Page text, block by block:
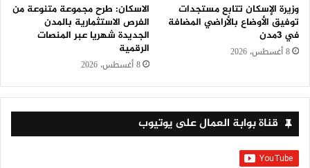
وزيرة الإسكان تتابع مستجدات
توفيق الأوضاع بالأراضي المضافة
في 3مدن
8 أغسطس، 2026
الاسكان: طرح مجموعة متنوعة من
الفرص الاستثمارية بالمدن
الجديدة شهريا عبر المنصات
الرقمية
8 أغسطس، 2026
قناة بوابة العمال على يوتيوب